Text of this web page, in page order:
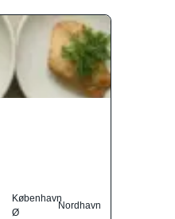
København
Ø
Nordhavn